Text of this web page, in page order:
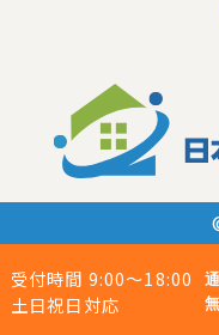
受付時間 9:00〜18:00
土日祝日対応